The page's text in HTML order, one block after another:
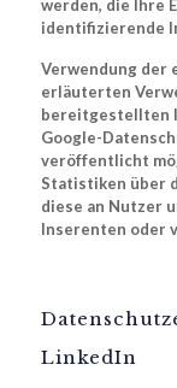
werden, die Ihre
identifizierende
Verwendung der
erläuterten
bereitgestellten
Google-
veröffentlicht
Statistiken über
diese an Nutzer
Inserenten oder
LinkedIn